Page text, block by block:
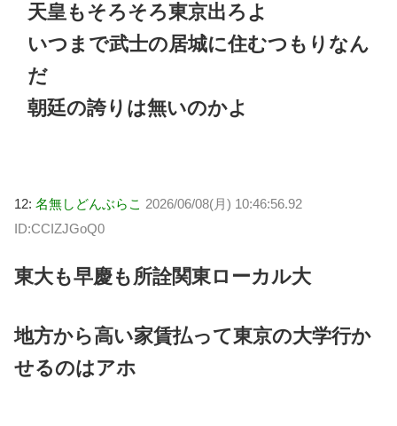
天皇もそろそろ東京出ろよ
いつまで武士の居城に住むつもりなん
だ
朝廷の誇りは無いのかよ
12: 名無しどんぶらこ 2026/06/08(月) 10:46:56.92
ID:CCIZJGoQ0
東大も早慶も所詮関東ローカル大
地方から高い家賃払って東京の大学行か
せるのはアホ